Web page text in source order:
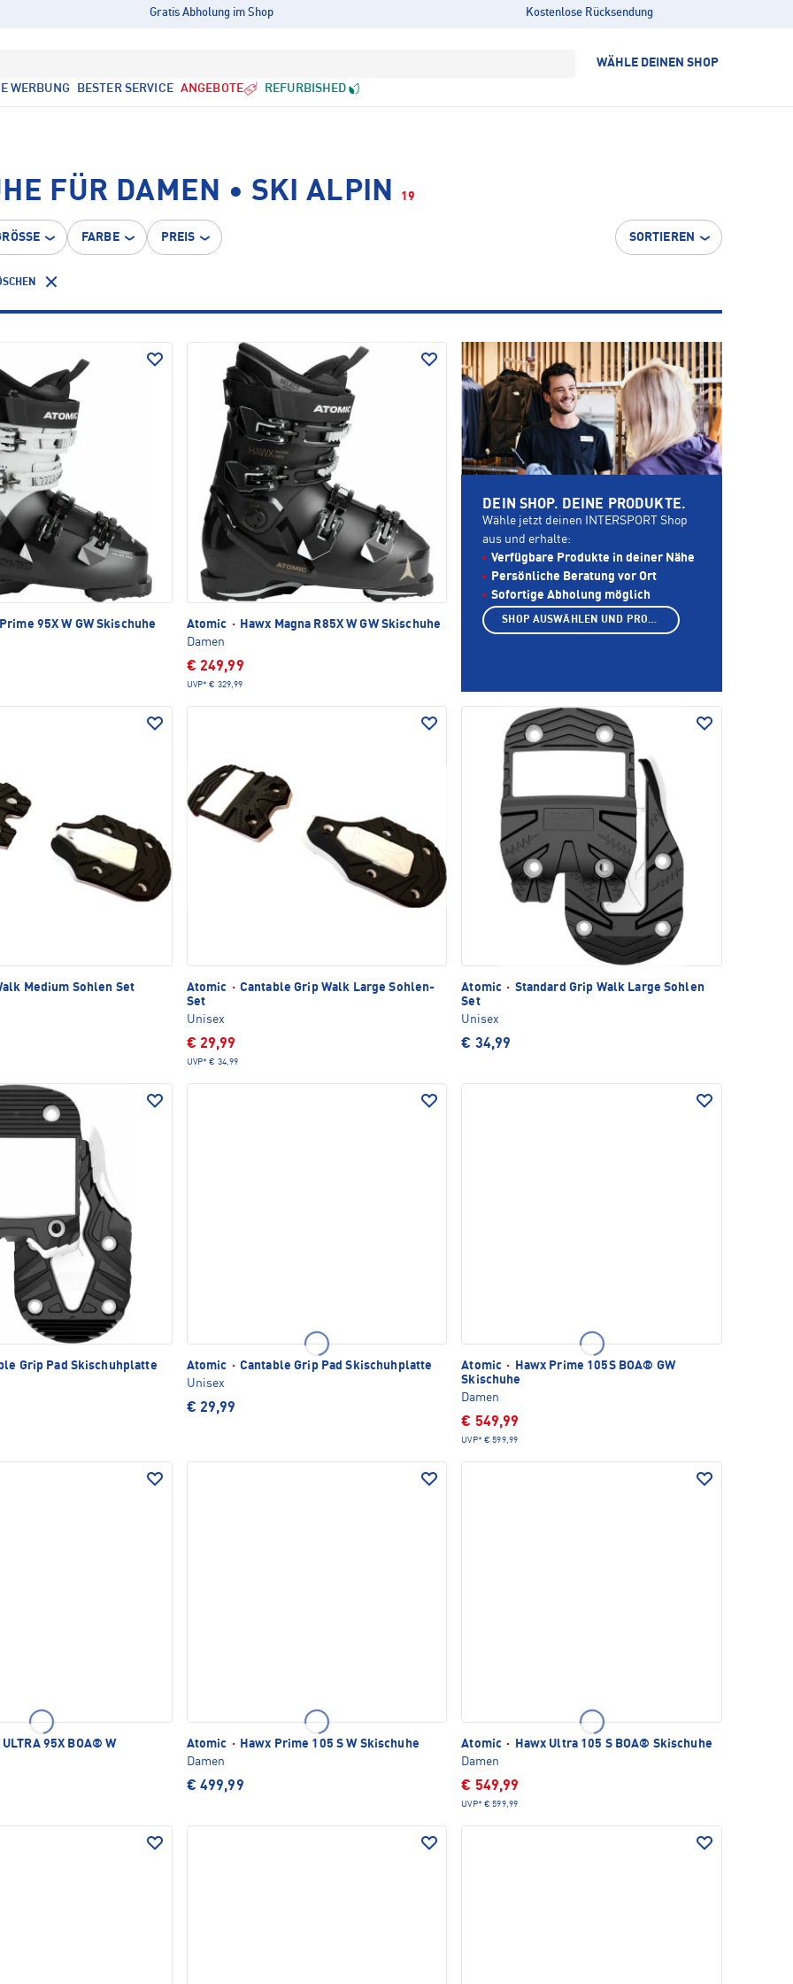
Gratis Abholung im Shop Kostenlose Rücksendung
WÄHLE DEINEN SHOP
WERBUNG BESTER SERVICE ANGEBOTE REFURBISHED
FÜR DAMEN • SKI ALPIN 19
FARBE PREIS SORTIEREN
95X W GW Skischuhe Atomic ·
Hawx Magna R85X W GW Skischuhe
Damen
€ 249,99
UVP* € 329,99
Medium Sohlen Set Atomic · Cantable Grip Walk Large Sohlen-
Set
Unisex
€ 29,99
UVP* € 34,99
Atomic · Standard Grip Walk Large Sohlen
Set
Unisex
€ 34,99
Grip Pad Skischuhplatte Atomic · Cantable Grip Pad Skischuhplatte
Unisex
€ 29,99
Atomic ·
Hawx Prime 105S BOA® GW
Skischuhe
Damen
€ 549,99
UVP* € 599,99
95X BOA® W Atomic ·
Hawx Prime 105 S W Skischuhe
Damen
€ 499,99
Atomic ·
Hawx Ultra 105 S BOA® Skischuhe
Damen
€ 549,99
UVP* € 599,99
DEIN SHOP. DEINE PRODUKTE.
Wähle jetzt deinen INTERSPORT Shop
aus und erhalte:
Verfügbare Produkte in deiner Nähe
Persönliche Beratung vor Ort
Sofortige Abholung möglich
SHOP AUSWÄHLEN UND PRODUKTE ANZEIGEN